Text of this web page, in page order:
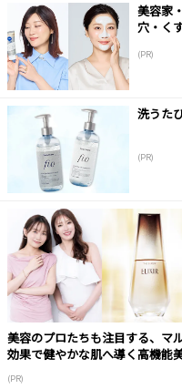
美容家
穴・く
(PR)
洗うた
(PR)
美容のプロたちも注目する、マ
効果で健やかな肌へ導く高機能
(PR)